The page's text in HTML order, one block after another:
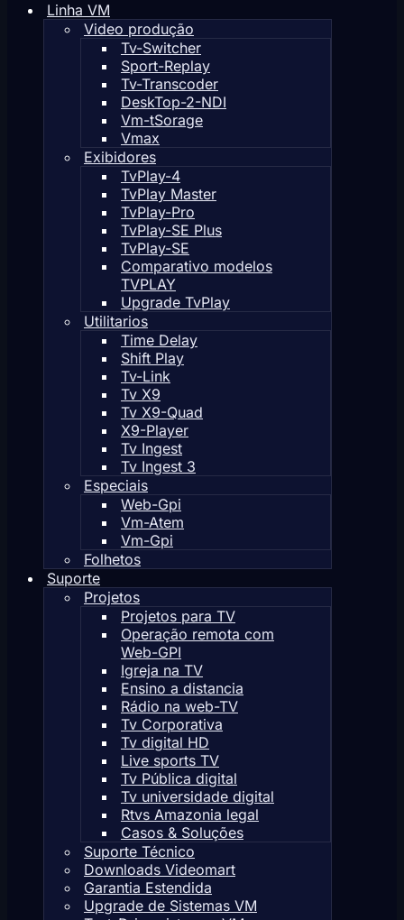
navegaçãoLinha VM
Video produção
Tv-Switcher
Sport-Replay
Tv-Transcoder
DeskTop-2-NDI
Vm-tSorage
Vmax
Exibidores
TvPlay-4
TvPlay Master
TvPlay-Pro
TvPlay-SE Plus
TvPlay-SE
Comparativo modelos
TVPLAY
Upgrade TvPlay
Utilitarios
Time Delay
Shift Play
Tv-Link
Tv X9
Tv X9-Quad
X9-Player
Tv Ingest
Tv Ingest 3
Especiais
Web-Gpi
Vm-Atem
Vm-Gpi
Folhetos
Suporte
Projetos
Projetos para TV
Operação remota com
Web-GPI
Igreja na TV
Ensino a distancia
Rádio na web-TV
Tv Corporativa
Tv digital HD
Live sports TV
Tv Pública digital
Tv universidade digital
Rtvs Amazonia legal
Casos & Soluções
Suporte Técnico
Downloads Videomart
Garantia Estendida
Upgrade de Sistemas VM